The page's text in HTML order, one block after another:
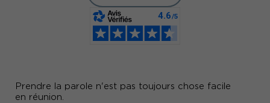
Prendre la parole n'est pas toujours chose facile
en réunion.